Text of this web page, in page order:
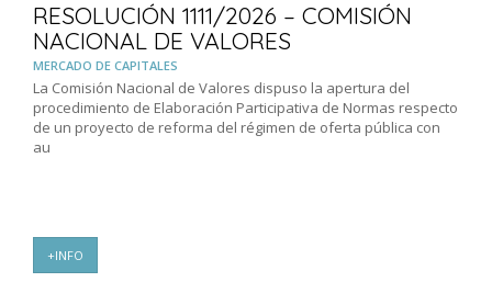
RESOLUCIÓN 1111/2026 – COMISIÓN
NACIONAL DE VALORES
MERCADO DE CAPITALES
La Comisión Nacional de Valores dispuso la apertura del
procedimiento de Elaboración Participativa de Normas respecto
de un proyecto de reforma del régimen de oferta pública con
au
+INFO